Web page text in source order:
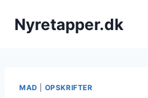
Nyretapper.dk
MAD OPSKRIFTER